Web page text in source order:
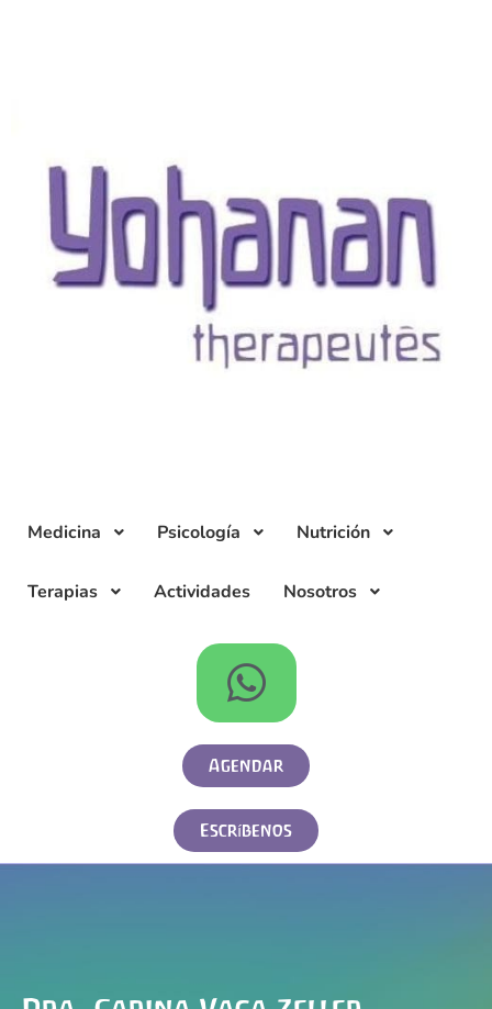
Medicina Psicología Nutrición
Terapias Actividades Nosotros
Agendar
Escríbenos